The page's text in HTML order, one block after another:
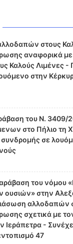
στους
αναφορικά
Καλούς Λιμένες -
στην
του Ν. 3409/
στο Πήλιο τη
σε
του νόμου
ουσιών» στην
αλλοδαπών
σχετικά με
Ιεράπετρα -
47